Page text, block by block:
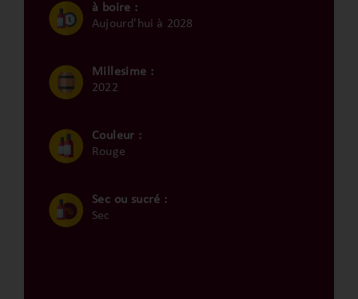
à boire :
Aujourd'hui à 2028
Millesime :
2022
Couleur :
Rouge
Sec ou sucré :
Sec